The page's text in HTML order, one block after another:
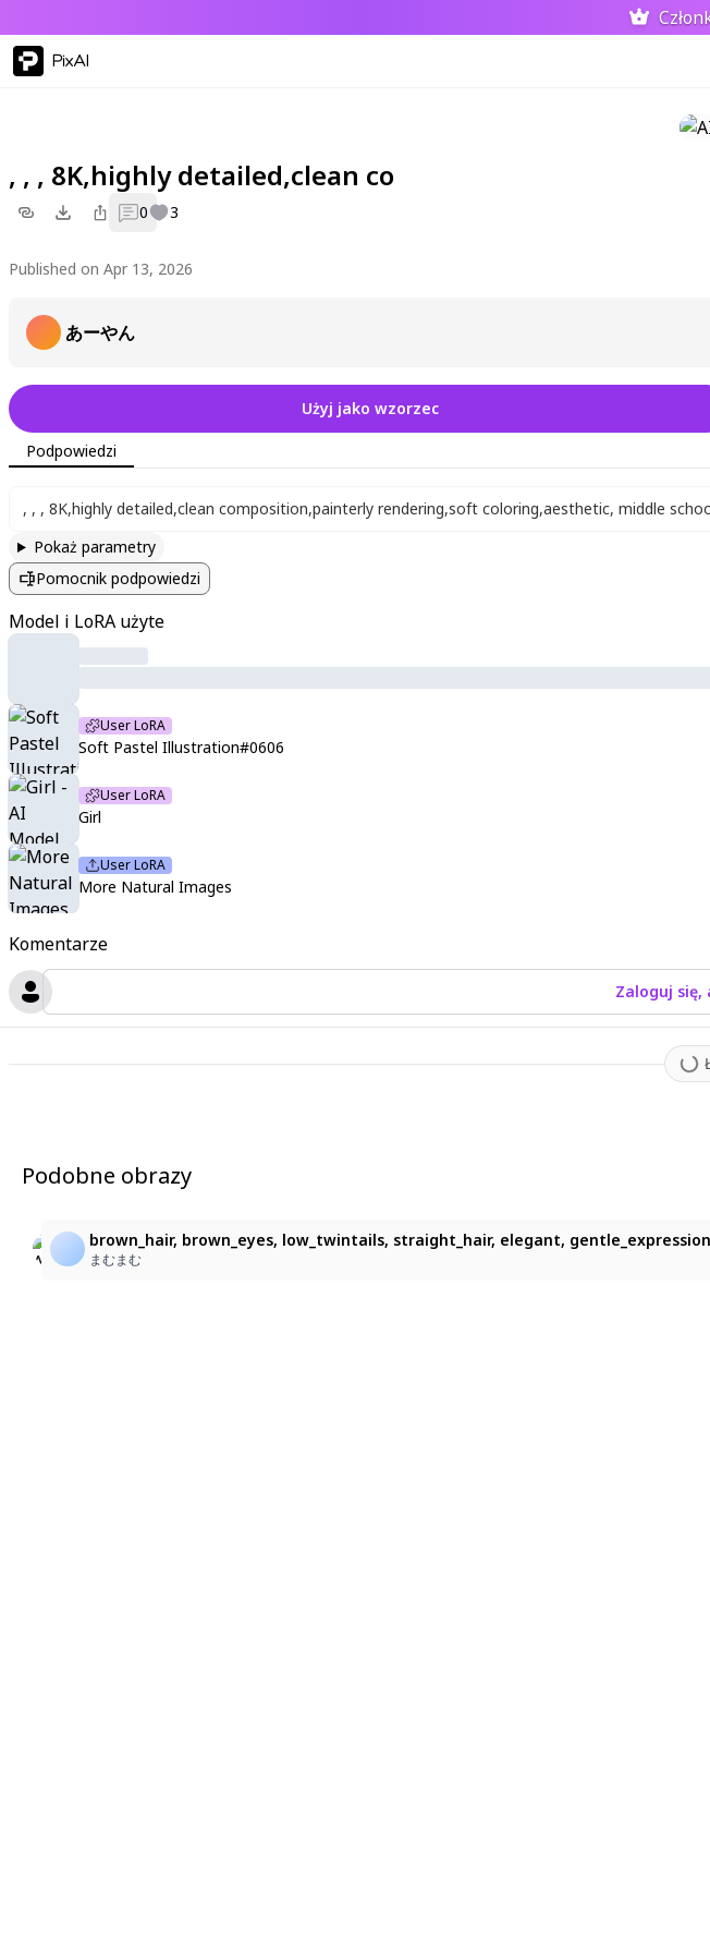
PixAI
, , , 8K,highly detailed,clean co
0 3
Published on Apr 13, 2026
あーやん
Komentarze
Zaloguj
Użyj jako wzorzec
Podpowiedzi
, , , 8K,highly detailed,clean composition,painterly rendering,soft coloring,aesthetic, middle
Pokaż parametry
Pomocnik podpowiedzi
Model i LoRA użyte
User LoRA
Soft Pastel Illustration#0606
User LoRA
Girl
User LoRA
More Natural Images
Podobne obrazy
🖤
はな
｢名古屋襟"風"セーラー(LoRAテスト)｣
Tohmi YA
brown_hair, brown_eyes, low_twintails, straight_hair, elegant,
まむまむ